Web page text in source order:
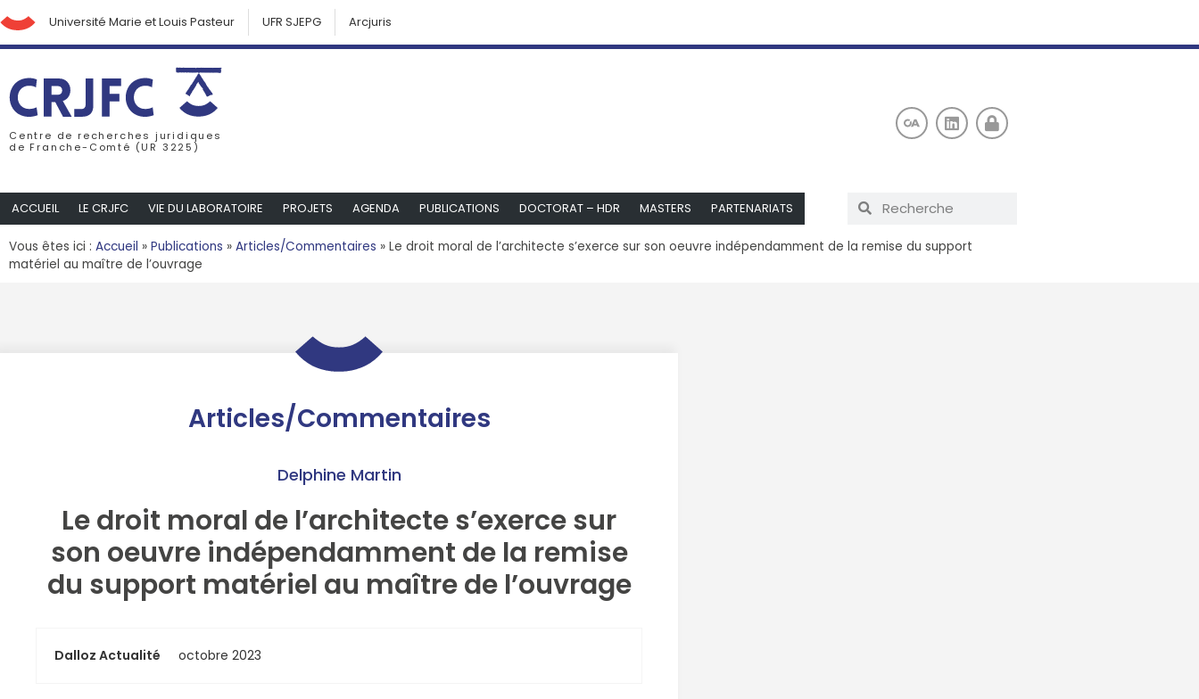
Université Marie et Louis Pasteur UFR SJEPG Arcjuris
Centre de recherches juridiques
de Franche-Comté (UR 3225)
ACCUEIL LE CRJFC VIE DU LABORATOIRE PROJETS AGENDA PUBLICATIONS DOCTORAT – HDR MASTERS PARTENARIATS
Vous êtes ici : Accueil » Publications » Articles/Commentaires » Le droit moral de l’architecte s’exerce sur son oeuvre indépendamment de la remise du support
matériel au maître de l’ouvrage
Articles/Commentaires
Delphine Martin
Le droit moral de l’architecte s’exerce sur
son oeuvre indépendamment de la remise
du support matériel au maître de l’ouvrage
Dalloz Actualité octobre 2023